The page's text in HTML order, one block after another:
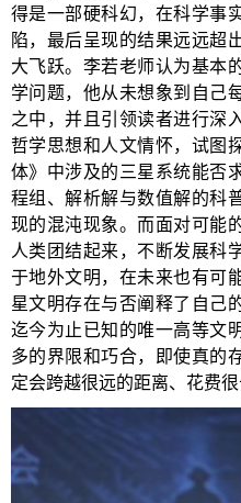
得是一部硬科幻，在科学事
陷，最后呈现的结果远远超
大飞跃。李若老师认为基本
学问题，他从未想象到自己
之中，并且引领读者进行深
哲学思想和人文情怀，试图
体》中涉及的三星系统能否
程组、解析解与数值解的科
现的混沌现象。而面对可能
人类团结起来，不断发展科
于地外文明，在未来也有可
星文明存在与否阐释了自己
迄今为止已知的唯一高等文
多的界限和巧合，即使真的
定会跨越很远的距离、花费